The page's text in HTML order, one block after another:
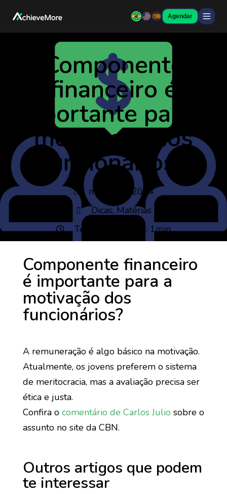
Agendar
Componente
financeiro é
importante para a
motivação dos
funcionários?
março 20, 2014
Dicas,Matérias
Tempo de leitura: 1min
Componente financeiro
é importante para a
motivação dos
funcionários?
A remuneração é algo básico na motivação.
Atualmente, os jovens preferem o sistema
de meritocracia, mas a avaliação precisa ser
ética e justa.
Confira o comentário de Carlos Julio sobre o
assunto no site da CBN.
Outros artigos que podem
te interessar